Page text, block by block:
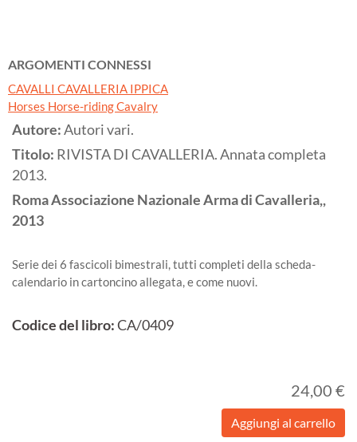
ARGOMENTI CONNESSI
CAVALLI CAVALLERIA IPPICA
Horses Horse-riding Cavalry
Autore:Autori vari.
Titolo: RIVISTA DI CAVALLERIA. Annata completa
2013.
RomaAssociazione Nazionale Arma di Cavalleria,,
2013
Serie dei 6 fascicoli bimestrali, tutti completi della scheda-
calendario in cartoncino allegata, e come nuovi.
Codice del libro:CA/0409
24,00 €